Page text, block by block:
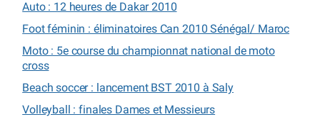
Auto : 12 heures de Dakar 2010
Foot féminin : éliminatoires Can 2010 Sénégal/ Maroc
Moto : 5e course du championnat national de moto
cross
Beach soccer : lancement BST 2010 à Saly
Volleyball : finales Dames et Messieurs